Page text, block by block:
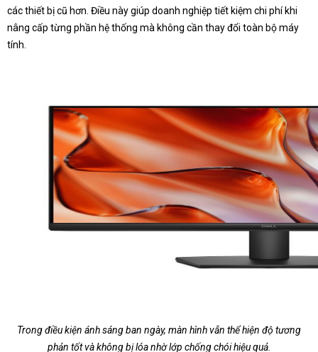
các thiết bị cũ hơn. Điều này giúp doanh nghiệp tiết kiệm chi phí khi
nâng cấp từng phần hệ thống mà không cần thay đổi toàn bộ máy
tính.
Trong điều kiện ánh sáng ban ngày, màn hình vẫn thể hiện độ tương
phản tốt và không bị lóa nhờ lớp chống chói hiệu quả.